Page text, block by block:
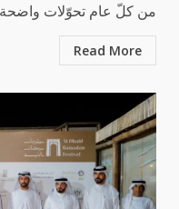
من كلّ عام تحوّلات
Read More